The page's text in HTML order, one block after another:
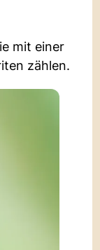
mit einer
zählen.